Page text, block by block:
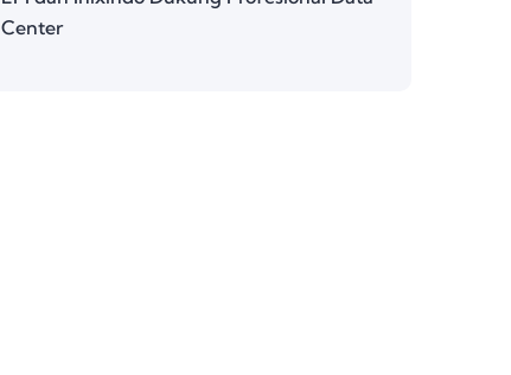
Center